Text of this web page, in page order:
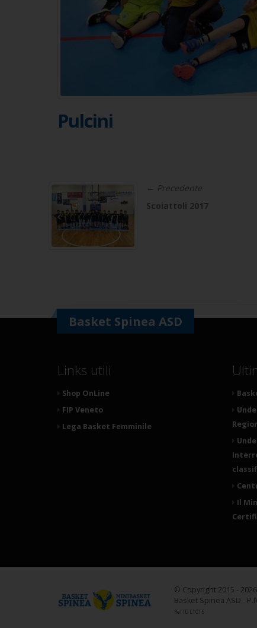
Pulcini
← Precedente
Scoiattoli 2017
Basket Spinea ASD
Links utili
Shop OnLine
FIP Veneto
Lega Basket Femminile
Il
© Copyright 2015 -
Basket Spinea ASD -
Rel ID L1C15